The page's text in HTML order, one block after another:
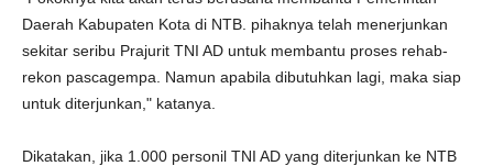
Daerah Kabupaten Kota di NTB. pihaknya telah menerjunkan
sekitar seribu Prajurit TNI AD untuk membantu proses rehab-
rekon pascagempa. Namun apabila dibutuhkan lagi, maka siap
untuk diterjunkan," katanya.
Dikatakan, jika 1.000 personil TNI AD yang diterjunkan ke NTB